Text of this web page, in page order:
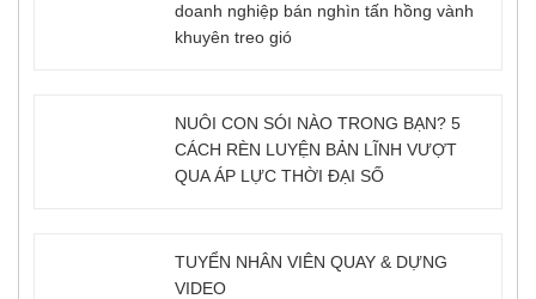
doanh nghiệp bán nghìn tấn hồng vành
khuyên treo gió
NUÔI CON SÓI NÀO TRONG BẠN? 5
CÁCH RÈN LUYỆN BẢN LĨNH VƯỢT
QUA ÁP LỰC THỜI ĐẠI SỐ
TUYỂN NHÂN VIÊN QUAY & DỰNG
VIDEO